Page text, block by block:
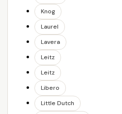
Knog
Laurel
Lavera
Leitz
Leitz
Libero
Little Dutch